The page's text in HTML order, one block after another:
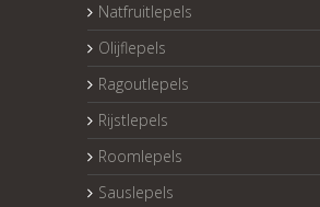
Natfruitlepels
Olijflepels
Ragoutlepels
Rijstlepels
Roomlepels
Sauslepels